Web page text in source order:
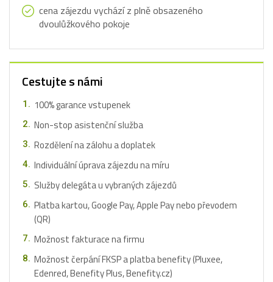
cena zájezdu vychází z plně obsazeného
dvoulůžkového pokoje
Cestujte s námi
100% garance vstupenek
Non-stop asistenční služba
Rozdělení na zálohu a doplatek
Individuální úprava zájezdu na míru
Služby delegáta u vybraných zájezdů
Platba kartou, Google Pay, Apple Pay nebo převodem
(QR)
Možnost fakturace na firmu
Možnost čerpání FKSP a platba benefity (Pluxee,
Edenred, Benefity Plus, Benefity.cz)